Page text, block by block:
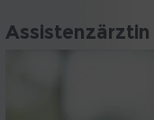
Assistenzärztin